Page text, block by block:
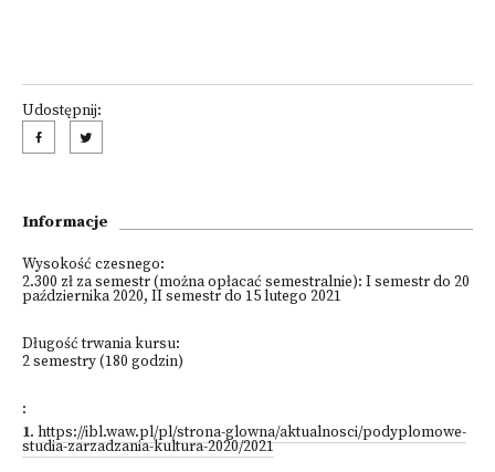
Udostępnij:
Informacje
Wysokość czesnego:
2.300 zł za semestr (można opłacać semestralnie): I semestr do 20
października 2020, II semestr do 15 lutego 2021
Długość trwania kursu:
2 semestry (180 godzin)
:
1. https://ibl.waw.pl/pl/strona-glowna/aktualnosci/podyplomowe-
studia-zarzadzania-kultura-2020/2021